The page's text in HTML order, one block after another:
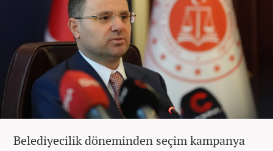
Belediyecilik döneminden seçim kampanya